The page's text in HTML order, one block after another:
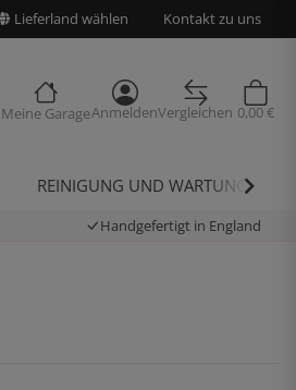
Lieferland wählen Kontakt zu uns
Meine GarageAnmeldenVergleichen 0,00 €
REINIGUNG UND WARTUNG
Handgefertigt in England